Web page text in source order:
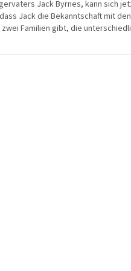
Jack Byrnes, kann sich
Jack die Bekanntschaft mit
Familien gibt, die